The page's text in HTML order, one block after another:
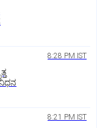
8:28 PM IST
ನಿಧನ
8:21 PM IST